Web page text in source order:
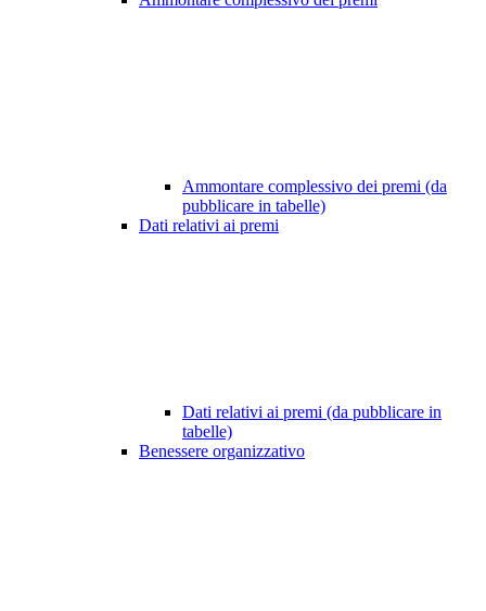
Ammontare complessivo dei premi (da
pubblicare in tabelle)
Dati relativi ai premi
Dati relativi ai premi (da pubblicare in
tabelle)
Benessere organizzativo